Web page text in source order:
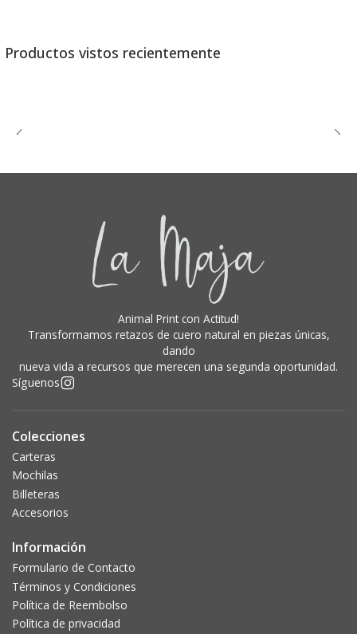
Productos vistos recientemente
Animal Print con Actitud!
Transformamos retazos de cuero natural en piezas únicas,
dando
nueva vida a recursos que merecen una segunda oportunidad.
Síguenos
Colecciones
Carteras
Mochilas
Billeteras
Accesorios
Información
Formulario de Contacto
Términos y Condiciones
Política de Reembolso
Política de privacidad